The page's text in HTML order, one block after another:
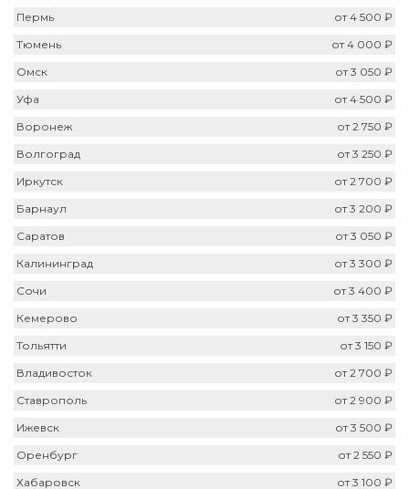
Пермь
от 4 500 ₽
Тюмень
от 4 000 ₽
Омск
от 3 050 ₽
Уфа
от 4 500 ₽
Воронеж
от 2 750 ₽
Волгоград
от 3 250 ₽
Иркутск
от 2 700 ₽
Барнаул
от 3 200 ₽
Саратов
от 3 050 ₽
Калининград
от 3 300 ₽
Сочи
от 3 400 ₽
Кемерово
от 3 350 ₽
Тольятти
от 3 150 ₽
Владивосток
от 2 700 ₽
Ставрополь
от 2 900 ₽
Ижевск
от 3 500 ₽
Оренбург
от 2 550 ₽
Хабаровск
от 3 100 ₽